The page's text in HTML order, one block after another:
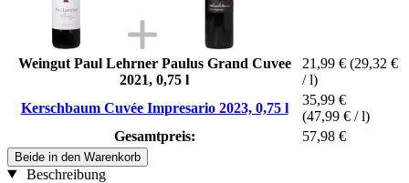
Weingut Paul Lehrner Paulus Grand Cuvee
2021, 0,75 l
21,99 € (29,32 €
/ l)
Kerschbaum Cuvée Impresario 2023, 0,75 l
35,99 €
(47,99 € / l)
Gesamtpreis:
57,98 €
Beide in den Warenkorb
Beschreibung